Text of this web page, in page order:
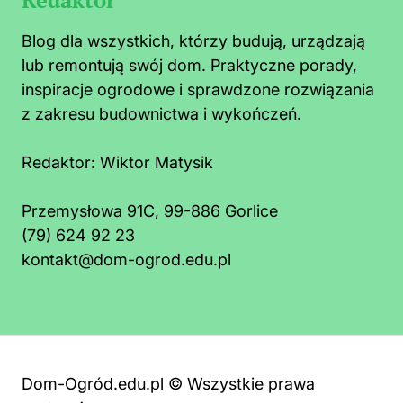
Blog dla wszystkich, którzy budują, urządzają
lub remontują swój dom. Praktyczne porady,
inspiracje ogrodowe i sprawdzone rozwiązania
z zakresu budownictwa i wykończeń.
Redaktor: Wiktor Matysik
Przemysłowa 91C, 99-886 Gorlice
(79) 624 92 23
kontakt@dom-ogrod.edu.pl
Dom-Ogród.edu.pl © Wszystkie prawa